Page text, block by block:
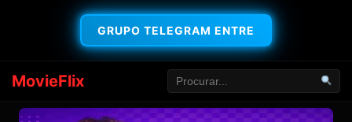
GRUPO TELEGRAM ENTRE
MovieFlix